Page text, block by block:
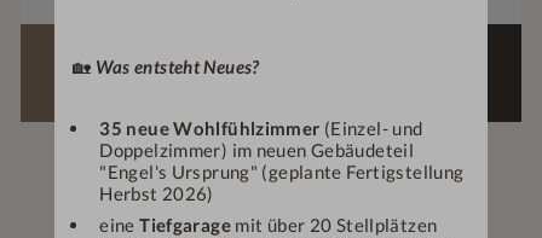
🏡 Was entsteht Neues?
35 neue Wohlfühlzimmer (Einzel- und
Doppelzimmer) im neuen Gebäudeteil
"Engel's Ursprung" (geplante Fertigstellung
Herbst 2026)
eineTiefgaragemit über 20 Stellplätzen
ANFRAGEN